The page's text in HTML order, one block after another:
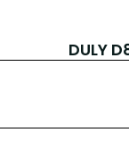
DULY